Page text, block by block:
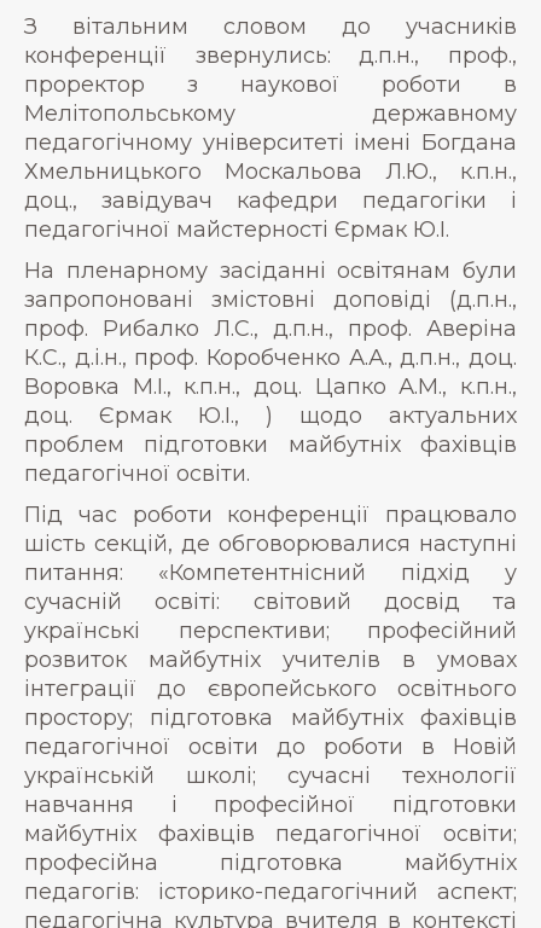
З вітальним словом до учасників
конференції звернулись: д.п.н., проф.,
проректор з наукової роботи в
Мелітопольському державному
педагогічному університеті імені Богдана
Хмельницького Москальова Л.Ю., к.п.н.,
доц., завідувач кафедри педагогіки і
педагогічної майстерності Єрмак Ю.І.
На пленарному засіданні освітянам були
запропоновані змістовні доповіді (д.п.н.,
проф. Рибалко Л.С., д.п.н., проф. Аверіна
К.С., д.і.н., проф. Коробченко А.А., д.п.н., доц.
Воровка М.І., к.п.н., доц. Цапко А.М., к.п.н.,
доц. Єрмак Ю.І., ) щодо актуальних
проблем підготовки майбутніх фахівців
педагогічної освіти.
Під час роботи конференції працювало
шість секцій, де обговорювалися наступні
питання: «Компетентнісний підхід у
сучасній освіті: світовий досвід та
українські перспективи; професійний
розвиток майбутніх учителів в умовах
інтеграції до європейського освітнього
простору; підготовка майбутніх фахівців
педагогічної освіти до роботи в Новій
українській школі; сучасні технології
навчання і професійної підготовки
майбутніх фахівців педагогічної освіти;
професійна підготовка майбутніх
педагогів: історико-педагогічний аспект;
педагогічна культура вчителя в контексті